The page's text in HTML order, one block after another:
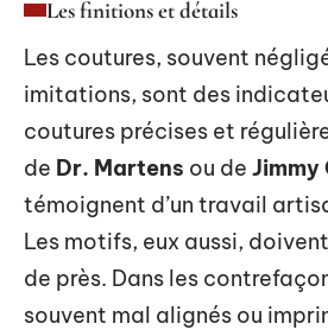
Les finitions et détails
Les coutures, souvent
imitations, sont des
coutures précises et
de Dr. Martens ou de Jimmy
témoignent d’un travail
Les motifs, eux aussi,
de près. Dans les
souvent mal alignés ou